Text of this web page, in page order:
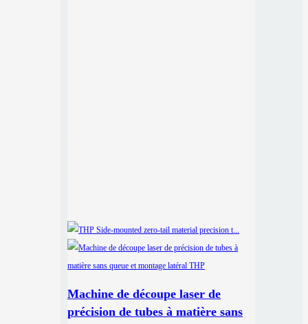
Machine de découpe laser de
précision de tubes à matière sans